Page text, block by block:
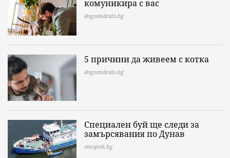
комуникира с вас
dogsandcats.bg
5 причини да живеем с котка
dogsandcats.bg
Специален буй ще следи за
замърсявания по Дунав
sinoptik.bg